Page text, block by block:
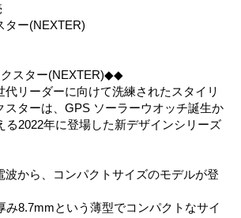
ー(NEXTER)
スター(NEXTER)◆◆
リーダーに向けて洗練されたスタイリ
スターは、GPS ソーラーウオッチ誕生か
る2022年に登場した新デザインシリーズ
から、コンパクトサイズのモデルが登
み8.7mmという薄型でコンパクトなサイ